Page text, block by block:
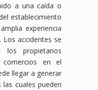
a una caída o
establecimiento
experiencia
accidentes se
los propietarios
en el
llegar a generar
cuales pueden